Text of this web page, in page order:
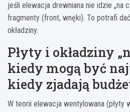
jeśli elewacja drewniana nie idzie „na
fragmenty (front, wnęki). To potrafi
okładziny.
Płyty i okładziny
kiedy mogą być
kiedy zjadają
W teorii elewacja wentylowana (płyty